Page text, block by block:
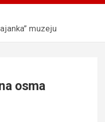
muzeju
osma